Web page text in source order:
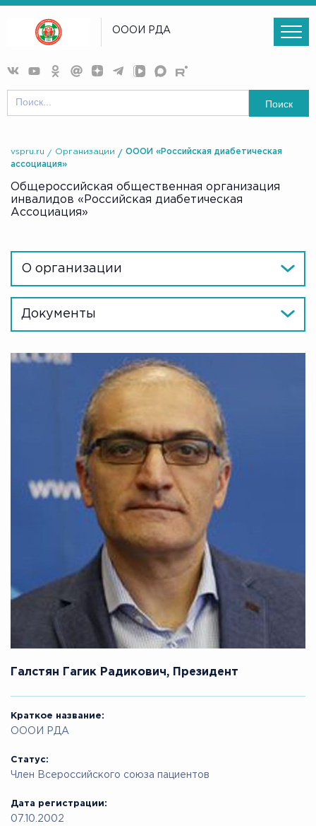
ОООИ РДА
Поиск
vspru.ru Организации
ОООИ «Российская диабетическая
ассоциация»
Общероссийская общественная организация
инвалидов «Российская диабетическая
Ассоциация»
О организации
Документы
Краткое название:
ОООИ РДА
Статус:
Член Всероссийского союза пациентов
Дата регистрации:
07.10.2002
Галстян Гагик Радикович, Президент